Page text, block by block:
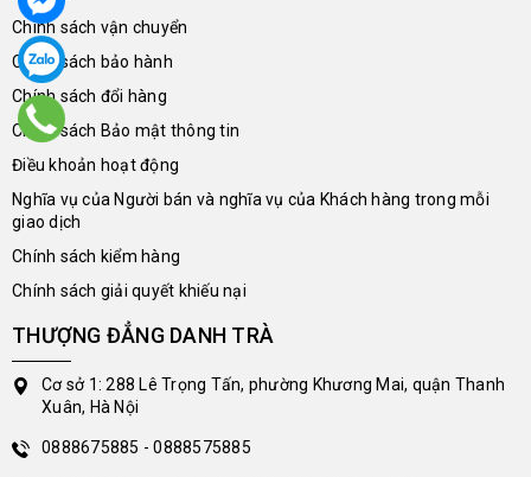
Chính sách vận chuyển
Chính sách bảo hành
Chính sách đổi hàng
Chính sách Bảo mật thông tin
Điều khoản hoạt động
Nghĩa vụ của Người bán và nghĩa vụ của Khách hàng trong mỗi
giao dịch
Chính sách kiểm hàng
Chính sách giải quyết khiếu nại
THƯỢNG ĐẲNG DANH TRÀ
Cơ sở 1: 288 Lê Trọng Tấn, phường Khương Mai, quận Thanh
Xuân, Hà Nội
0888675885 - 0888575885